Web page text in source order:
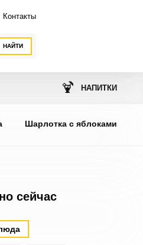
НАЙТИ
Контакты
🍹 НАПИТКИ
Шарлотка с яблоками
сейчас